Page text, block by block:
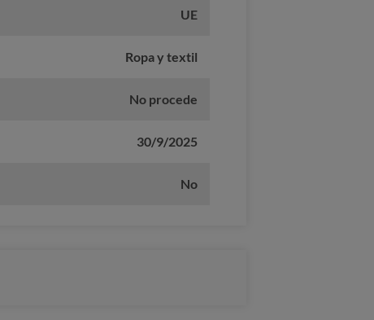
UE
Ropa y textil
No procede
30/9/2025
No